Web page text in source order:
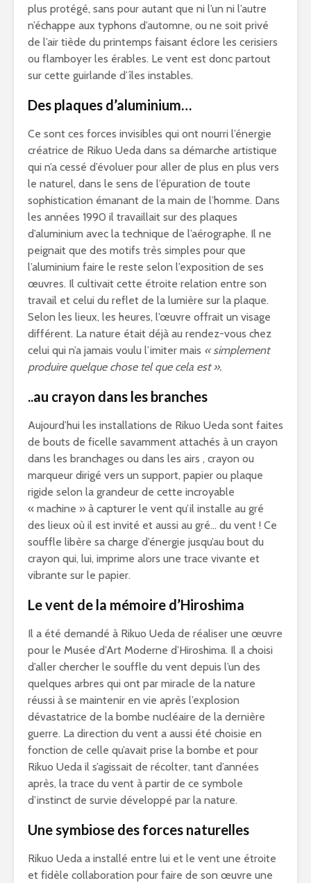
plus protégé, sans pour autant que ni l’un ni l’autre
n’échappe aux typhons d’automne, ou ne soit privé
de l’air tiède du printemps faisant éclore les cerisiers
ou flamboyer les érables. Le vent est donc partout
sur cette guirlande d’îles instables.
Des plaques d’aluminium…
Ce sont ces forces invisibles qui ont nourri l’énergie
créatrice de Rikuo Ueda dans sa démarche artistique
qui n’a cessé d’évoluer pour aller de plus en plus vers
le naturel, dans le sens de l’épuration de toute
sophistication émanant de la main de l’homme. Dans
les années 1990 il travaillait sur des plaques
d’aluminium avec la technique de l’aérographe. Il ne
peignait que des motifs très simples pour que
l’aluminium faire le reste selon l’exposition de ses
œuvres. Il cultivait cette étroite relation entre son
travail et celui du reflet de la lumière sur la plaque.
Selon les lieux, les heures, l’œuvre offrait un visage
différent. La nature était déjà au rendez-vous chez
celui qui n’a jamais voulu l’imiter mais « simplement
produire quelque chose tel que cela est ».
..au crayon dans les branches
Aujourd’hui les installations de Rikuo Ueda sont faites
de bouts de ficelle savamment attachés à un crayon
dans les branchages ou dans les airs , crayon ou
marqueur dirigé vers un support, papier ou plaque
rigide selon la grandeur de cette incroyable
« machine » à capturer le vent qu’il installe au gré
des lieux où il est invité et aussi au gré… du vent ! Ce
souffle libère sa charge d’énergie jusqu’au bout du
crayon qui, lui, imprime alors une trace vivante et
vibrante sur le papier.
Le vent de la mémoire d’Hiroshima
Il a été demandé à Rikuo Ueda de réaliser une œuvre
pour le Musée d’Art Moderne d’Hiroshima. Il a choisi
d’aller chercher le souffle du vent depuis l’un des
quelques arbres qui ont par miracle de la nature
réussi à se maintenir en vie après l’explosion
dévastatrice de la bombe nucléaire de la dernière
guerre. La direction du vent a aussi été choisie en
fonction de celle qu’avait prise la bombe et pour
Rikuo Ueda il s’agissait de récolter, tant d’années
après, la trace du vent à partir de ce symbole
d’instinct de survie développé par la nature.
Une symbiose des forces naturelles
Rikuo Ueda a installé entre lui et le vent une étroite
et fidèle collaboration pour faire de son œuvre une